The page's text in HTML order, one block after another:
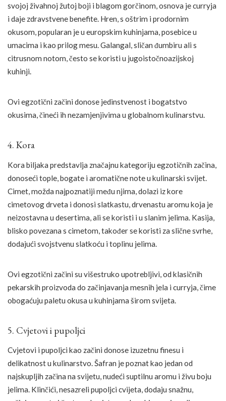
svojoj živahnoj žutoj boji i blagom gorčinom, osnova je curryja
i daje zdravstvene benefite. Hren, s oštrim i prodornim
okusom, popularan je u europskim kuhinjama, posebice u
umacima i kao prilog mesu. Galangal, sličan đumbiru ali s
citrusnom notom, često se koristi u jugoistočnoazijskoj
kuhinji.
Ovi egzotični začini donose jedinstvenost i bogatstvo
okusima, čineći ih nezamjenjivima u globalnom kulinarstvu.
4. Kora
Kora biljaka predstavlja značajnu kategoriju egzotičnih začina,
donoseći tople, bogate i aromatične note u kulinarski svijet.
Cimet, možda najpoznatiji među njima, dolazi iz kore
cimetovog drveta i donosi slatkastu, drvenastu aromu koja je
neizostavna u desertima, ali se koristi i u slanim jelima. Kasija,
blisko povezana s cimetom, također se koristi za slične svrhe,
dodajući svojstvenu slatkoću i toplinu jelima.
Ovi egzotični začini su višestruko upotrebljivi, od klasičnih
pekarskih proizvoda do začinjavanja mesnih jela i curryja, čime
obogaćuju paletu okusa u kuhinjama širom svijeta.
5. Cvjetovi i pupoljci
Cvjetovi i pupoljci kao začini donose izuzetnu finesu i
delikatnost u kulinarstvo. Šafran je poznat kao jedan od
najskupljih začina na svijetu, nudeći suptilnu aromu i živu boju
jelima. Klinčići, nesazreli pupoljci cvijeta, dodaju snažnu,